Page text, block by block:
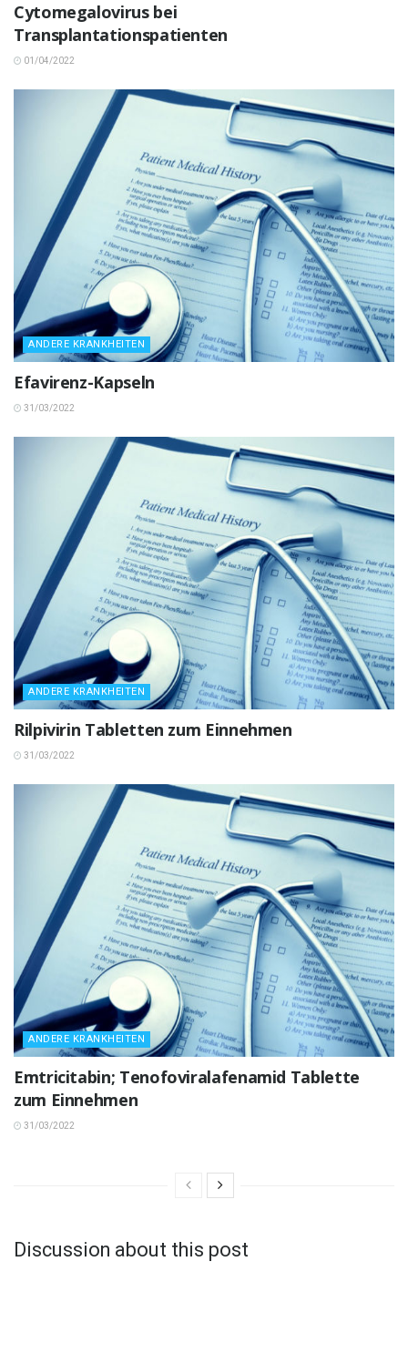
Cytomegalovirus bei
Transplantationspatienten
01/04/2022
ANDERE KRANKHEITEN
Efavirenz-Kapseln
31/03/2022
ANDERE KRANKHEITEN
Rilpivirin Tabletten zum Einnehmen
31/03/2022
ANDERE KRANKHEITEN
Emtricitabin; Tenofoviralafenamid Tablette
zum Einnehmen
31/03/2022
Discussion about this post